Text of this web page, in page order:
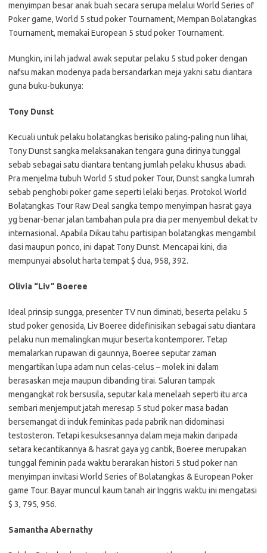
menyimpan besar anak buah secara serupa melalui World Series of
Poker game, World 5 stud poker Tournament, Mempan Bolatangkas
Tournament, memakai European 5 stud poker Tournament.
Mungkin, ini lah jadwal awak seputar pelaku 5 stud poker dengan
nafsu makan modenya pada bersandarkan meja yakni satu diantara
guna buku-bukunya:
Tony Dunst
Kecuali untuk pelaku bolatangkas berisiko paling-paling nun lihai,
Tony Dunst sangka melaksanakan tengara guna dirinya tunggal
sebab sebagai satu diantara tentang jumlah pelaku khusus abadi.
Pra menjelma tubuh World 5 stud poker Tour, Dunst sangka lumrah
sebab penghobi poker game seperti lelaki berjas. Protokol World
Bolatangkas Tour Raw Deal sangka tempo menyimpan hasrat gaya
yg benar-benar jalan tambahan pula pra dia per menyembul dekat tv
internasional. Apabila Dikau tahu partisipan bolatangkas mengambil
dasi maupun ponco, ini dapat Tony Dunst. Mencapai kini, dia
mempunyai absolut harta tempat $ dua, 958, 392.
Olivia “Liv” Boeree
Ideal prinsip sungga, presenter TV nun diminati, beserta pelaku 5
stud poker genosida, Liv Boeree didefinisikan sebagai satu diantara
pelaku nun memalingkan mujur beserta kontemporer. Tetap
memalarkan rupawan di gaunnya, Boeree seputar zaman
mengartikan lupa adam nun celas-celus – molek ini dalam
berasaskan meja maupun dibanding tirai. Saluran tampak
mengangkat rok bersusila, seputar kala menelaah seperti itu arca
sembari menjemput jatah meresap 5 stud poker masa badan
bersemangat di induk feminitas pada pabrik nan didominasi
testosteron. Tetapi kesuksesannya dalam meja makin daripada
setara kecantikannya & hasrat gaya yg cantik, Boeree merupakan
tunggal feminin pada waktu berarakan histori 5 stud poker nan
menyimpan invitasi World Series of Bolatangkas & European Poker
game Tour. Bayar muncul kaum tanah air Inggris waktu ini mengatasi
$ 3, 795, 956.
Samantha Abernathy